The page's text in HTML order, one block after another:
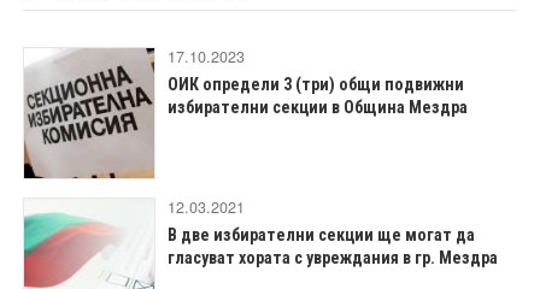
17.10.2023
ОИК определи 3 (три) общи подвижни
избирателни секции в Община Мездра
12.03.2021
В две избирателни секции ще могат да
гласуват хората с увреждания в гр. Мездра